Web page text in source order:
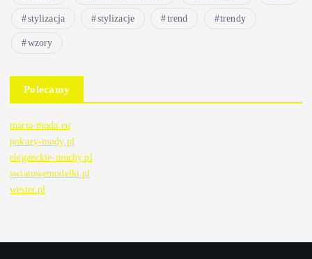
stylizacja stylizacje trend trendy
wzory
Polecamy
marta-moda.eu
pokazy-mody.pl
eleganckie-muchy.pl
swiatowemodelki.pl
wester.pl